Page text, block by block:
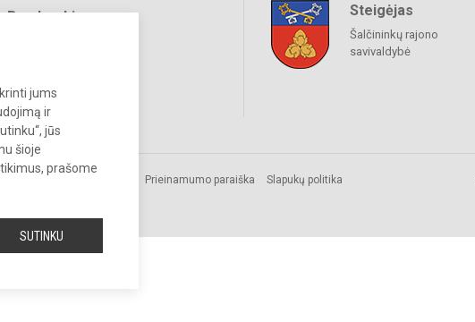
jums
ir
jūs
šioje
prašome
SUTINKU
Bendraukime Steigėjas
Šalčininkų rajono
savivaldybė
Prieinamumo paraiška Slapukų politika